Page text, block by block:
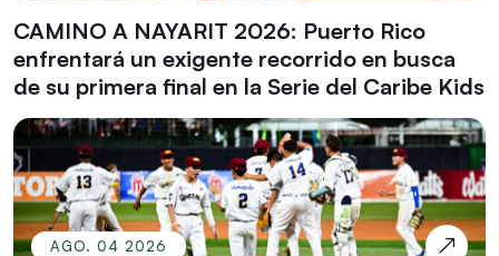
CAMINO A NAYARIT 2026: Puerto Rico
enfrentará un exigente recorrido en busca
de su primera final en la Serie del Caribe Kids
AGO. 04 2026